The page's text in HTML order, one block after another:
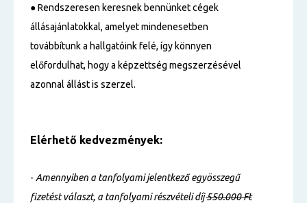
● Rendszeresen keresnek bennünket cégek
állásajánlatokkal, amelyet mindenesetben
továbbítunk a hallgatóink felé, így könnyen
előfordulhat, hogy a képzettség megszerzésével
azonnal állást is szerzel.
Elérhető kedvezmények:
- Amennyiben a tanfolyami jelentkező egyösszegű
fizetést választ, a tanfolyami részvételi díj550.000 Ft